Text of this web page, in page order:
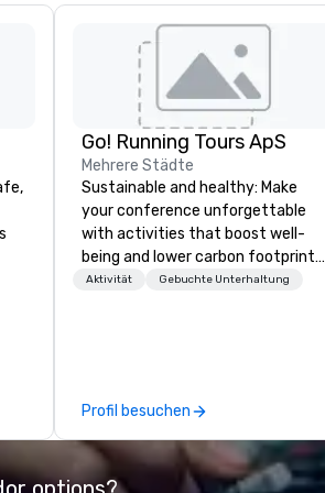
Go! Running Tours ApS
Mehrere Städte
Sustainable and healthy: Make
your conference unforgettable
with activities that boost well-
being and lower carbon footprints.
Explore the world on the run with
Aktivität Gebuchte Unterhaltung
Profil besuchen